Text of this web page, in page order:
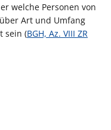
welche Personen von
Art und Umfang
sein (BGH, Az. VIII ZR